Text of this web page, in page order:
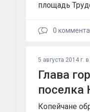
площадь
0
5 августа 2014 г.
Глава
поселка
Копейчане